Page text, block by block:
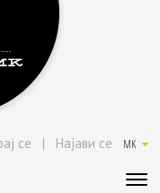
MK
Најави се
|
се